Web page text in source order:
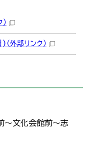
) （外部リンク）
～文化会館前～志